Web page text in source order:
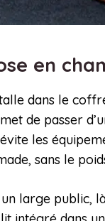
en
dans le
de passer
les
sans le
large public,